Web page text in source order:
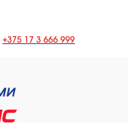
+375 17 3 666 999